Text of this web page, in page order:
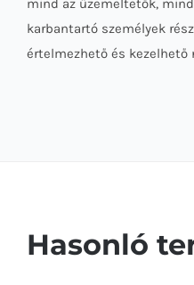
mind az üzemeltetők,
karbantartó személyek
értelmezhető és kezelhető
Hasonló